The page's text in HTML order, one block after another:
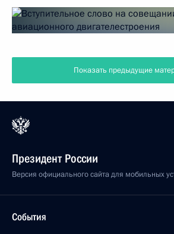
Показать предыдущие
Президент России
Версия официального сайта для мобильных
События